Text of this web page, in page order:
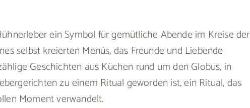
ein Symbol für gemütliche Abende im Kreise der
selbst kreierten Menüs, das Freunde und Liebende
Geschichten aus Küchen rund um den Globus, in
zu einem Ritual geworden ist, ein Ritual, das
Moment verwandelt.